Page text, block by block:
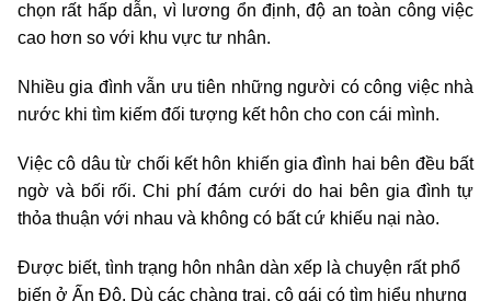
chọn rất hấp dẫn, vì lương ổn định, độ an toàn công việc
cao hơn so với khu vực tư nhân.
Nhiều gia đình vẫn ưu tiên những người có công việc nhà
nước khi tìm kiếm đối tượng kết hôn cho con cái mình.
Việc cô dâu từ chối kết hôn khiến gia đình hai bên đều bất
ngờ và bối rối. Chi phí đám cưới do hai bên gia đình tự
thỏa thuận với nhau và không có bất cứ khiếu nại nào.
Được biết, tình trạng hôn nhân dàn xếp là chuyện rất phổ
biến ở Ấn Độ. Dù các chàng trai, cô gái có tìm hiểu nhưng